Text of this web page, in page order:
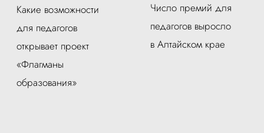
Какие возможности
для педагогов
открывает проект
«Флагманы
образования»
Число премий для
педагогов выросло
в Алтайском крае